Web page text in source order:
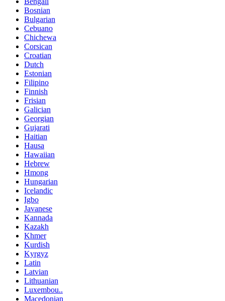
Bosnian
Bulgarian
Cebuano
Chichewa
Corsican
Croatian
Dutch
Estonian
Filipino
Finnish
Frisian
Galician
Georgian
Gujarati
Haitian
Hausa
Hawaiian
Hebrew
Hmong
Hungarian
Icelandic
Igbo
Javanese
Kannada
Kazakh
Khmer
Kurdish
Kyrgyz
Latin
Latvian
Lithuanian
Luxembou..
Macedonian